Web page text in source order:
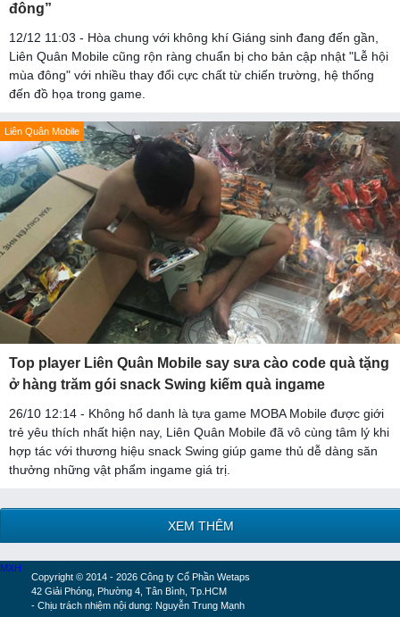
đông”
12/12 11:03 - Hòa chung với không khí Giáng sinh đang đến gần,
Liên Quân Mobile cũng rộn ràng chuẩn bị cho bản cập nhật "Lễ hội
mùa đông" với nhiều thay đổi cực chất từ chiến trường, hệ thống
đến đồ họa trong game.
Liên Quân Mobile
Top player Liên Quân Mobile say sưa cào code quà tặng
ở hàng trăm gói snack Swing kiếm quà ingame
26/10 12:14 - Không hổ danh là tựa game MOBA Mobile được giới
trẻ yêu thích nhất hiện nay, Liên Quân Mobile đã vô cùng tâm lý khi
hợp tác với thương hiệu snack Swing giúp game thủ dễ dàng săn
thưởng những vật phẩm ingame giá trị.
XEM THÊM
Copyright © 2014 - 2026 Công ty Cổ Phần Wetaps
42 Giải Phóng, Phường 4, Tân Bình, Tp.HCM
- Chịu trách nhiệm nội dung: Nguyễn Trung Mạnh
MXH